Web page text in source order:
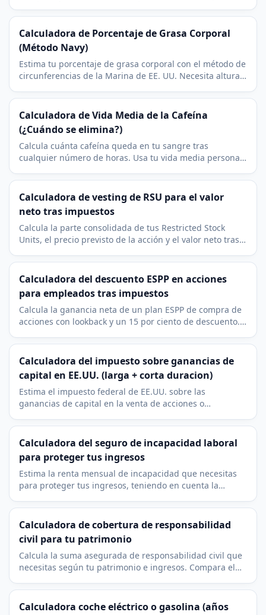
Calculadora de Porcentaje de Grasa Corporal
(Método Navy)
Estima tu porcentaje de grasa corporal con el método de
circunferencias de la Marina de EE. UU. Necesita altura,
Calculadora de Vida Media de la Cafeína
(¿Cuándo se elimina?)
Calcula cuánta cafeína queda en tu sangre tras
cualquier número de horas. Usa tu vida media personal
Calculadora de vesting de RSU para el valor
neto tras impuestos
Calcula la parte consolidada de tus Restricted Stock
Units, el precio previsto de la acción y el valor neto tras
Calculadora del descuento ESPP en acciones
para empleados tras impuestos
Calcula la ganancia neta de un plan ESPP de compra de
acciones con lookback y un 15 por ciento de descuento.
Calculadora del impuesto sobre ganancias de
capital en EE.UU. (larga + corta duracion)
Estima el impuesto federal de EE.UU. sobre las
ganancias de capital en la venta de acciones o
duracion y los tramos del IRS de 2025.
Calculadora del seguro de incapacidad laboral
para proteger tus ingresos
Estima la renta mensual de incapacidad que necesitas
para proteger tus ingresos, teniendo en cuenta la
Calculadora de cobertura de responsabilidad
civil para tu patrimonio
Calcula la suma asegurada de responsabilidad civil que
necesitas según tu patrimonio e ingresos. Compara el
Calculadora coche eléctrico o gasolina (años